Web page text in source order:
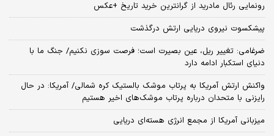
رونمایی رئال مادرید از گرانترین خرید تاریخ +عکس
پیشکسوت نیروی دریایی ارتش درگذشت
ضرغامی: تغییر ریل، عین بصیرت است؛ فرصت سوزی نکنیم/ جنگ ما با
دنیای استکبار ادامه دارد
واکنش ارتش آمریکا به پرتاب موشک بالستیک کره شمالی/ آمریکا: در حال
رایزنی با متحدان درباره پرتاب موشک‌های اخیر هستیم
میزبانی آمریکا از مجمع انرژی هسته‌ای دریایی